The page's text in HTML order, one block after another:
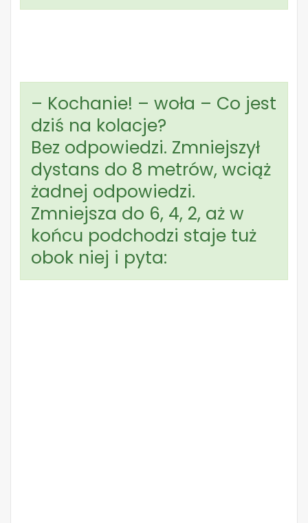
– Kochanie! – woła – Co jest
dziś na kolacje?
Bez odpowiedzi. Zmniejszył
dystans do 8 metrów, wciąż
żadnej odpowiedzi.
Zmniejsza do 6, 4, 2, aż w
końcu podchodzi staje tuż
obok niej i pyta: